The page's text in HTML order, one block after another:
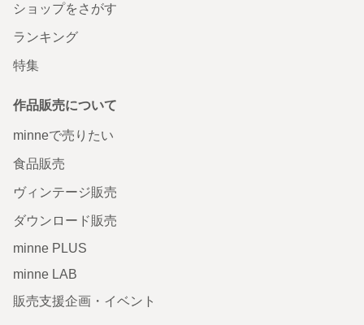
ショップをさがす
ランキング
特集
作品販売について
minneで売りたい
食品販売
ヴィンテージ販売
ダウンロード販売
minne PLUS
minne LAB
販売支援企画・イベント